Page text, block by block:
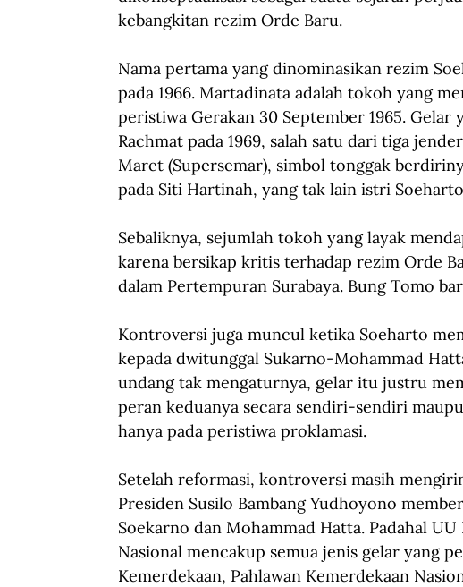
kebangkitan rezim Orde Baru.
Nama pertama yang dinominasikan rezim
pada 1966. Martadinata adalah tokoh yang
peristiwa Gerakan 30 September 1965. Gelar
Rachmat pada 1969, salah satu dari tiga
Maret (Supersemar), simbol tonggak
pada Siti Hartinah, yang tak lain istri
Sebaliknya, sejumlah tokoh yang layak
karena bersikap kritis terhadap rezim Orde
dalam Pertempuran Surabaya. Bung Tomo
Kontroversi juga muncul ketika Soeharto
kepada dwitunggal Sukarno-Mohammad
undang tak mengaturnya, gelar itu justru
peran keduanya secara sendiri-sendiri
hanya pada peristiwa proklamasi.
Setelah reformasi, kontroversi masih
Presiden Susilo Bambang Yudhoyono
Soekarno dan Mohammad Hatta. Padahal
Nasional mencakup semua jenis gelar yang
Kemerdekaan, Pahlawan Kemerdekaan